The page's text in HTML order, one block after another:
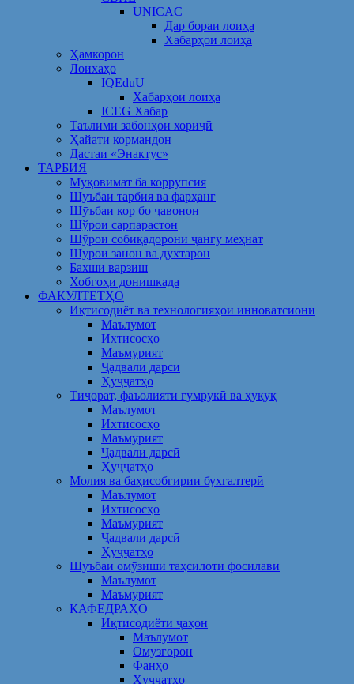
UNICAC
Дар бораи лоиҳа
Хабарҳои лоиҳа
Ҳамкорон
Лоихаҳо
IQEduU
Хабарҳои лоиҳа
ICEG Хабар
Таълими забонҳои хориҷӣ
Ҳайати кормандон
Дастаи «Энактус»
ТАРБИЯ
Муқовимат ба коррупсия
Шуъбаи тарбия ва фарҳанг
Шӯъбаи кор бо ҷавонон
Шўрои сарпарастон
Шўрои собиқадорони ҷангу меҳнат
Шӯрои занон ва духтарон
Бахши варзиш
Хобгоҳи донишкада
ФАКУЛТЕТҲО
Иқтисодиёт ва технологияҳои инноватсионӣ
Маълумот
Ихтисосҳо
Маъмурият
Ҷадвали дарсӣ
Ҳуҷҷатҳо
Тиҷорат, фаъолияти гумрукӣ ва ҳуқуқ
Маълумот
Ихтисосҳо
Маъмурият
Ҷадвали дарсӣ
Ҳуҷҷатҳо
Молия ва баҳисобгирии бухгалтерӣ
Маълумот
Ихтисосҳо
Маъмурият
Ҷадвали дарсӣ
Ҳуҷҷатҳо
Шуъбаи омӯзиши таҳсилоти фосилавӣ
Маълумот
Маъмурият
КАФЕДРАҲО
Иқтисодиёти ҷаҳон
Маълумот
Омузгорон
Фанҳо
Ҳуҷҷатҳо